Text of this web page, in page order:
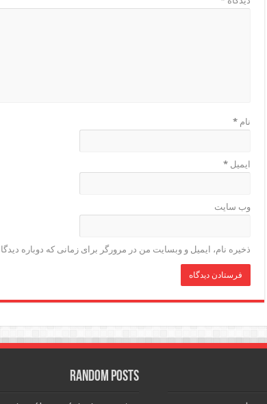
نام*
ایمیل*
وب‌ سایت
ذخیره نام، ایمیل و وبسایت من در مرورگر برای زمانی که دوباره
Random Posts